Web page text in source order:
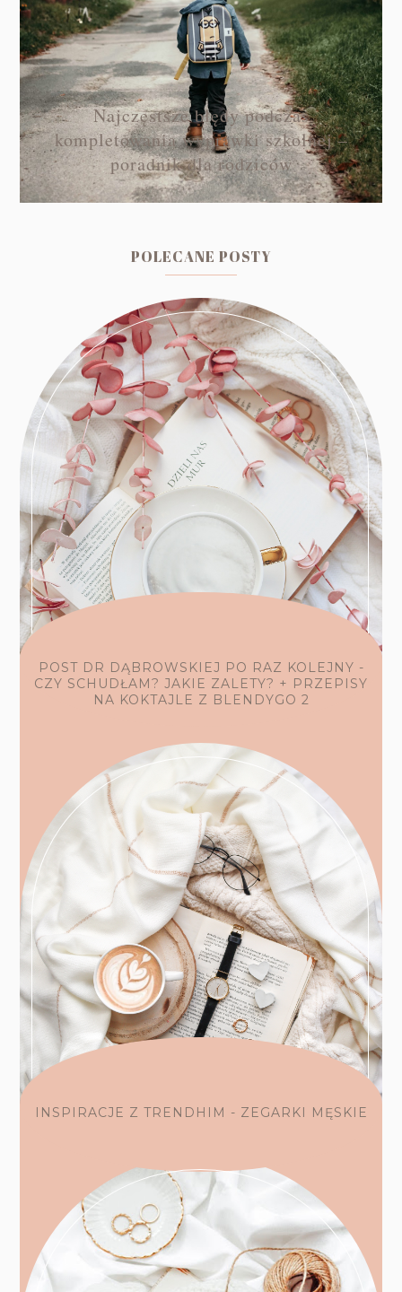
Najczęstsze błędy podczas
kompletowania wyprawki szkolnej –
poradnik dla rodziców
POLECANE POSTY
POST DR DĄBROWSKIEJ PO RAZ KOLEJNY -
CZY SCHUDŁAM? JAKIE ZALETY? + PRZEPISY
NA KOKTAJLE Z BLENDYGO 2
INSPIRACJE Z TRENDHIM - ZEGARKI MĘSKIE